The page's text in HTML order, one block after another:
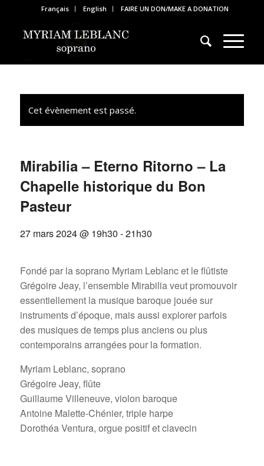
Français English FAIRE UN DON/MAKE A DONATION
Cet évènement est passé.
Mirabilia – Eterno Ritorno – La
Chapelle historique du Bon
Pasteur
27 mars 2024 @ 19h30 -21h30
Fondé par la soprano Myriam Leblanc et le flûtiste
Grégoire Jeay, l’ensemble Mirabilia veut promouvoir
essentiellement la musique baroque jouée sur
instruments d’époque, mais aussi explorer parfois
des musiques de temps plus anciens ou plus
contemporains arrangées pour la formation.
Myriam Leblanc, soprano
Grégoire Jeay, flûte
Guillaume Villeneuve, violon baroque
Antoine Malette-Chénier, triple harpe
Dorothéa Ventura, orgue positif et clavecin